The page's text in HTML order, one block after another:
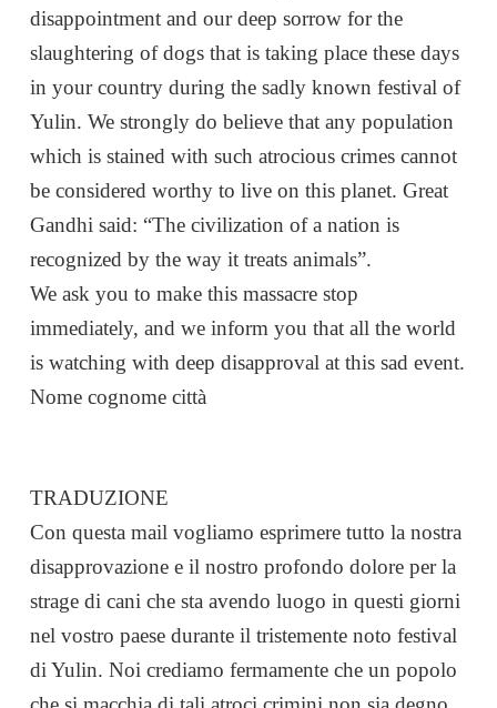
disappointment and our deep sorrow for the
slaughtering of dogs that is taking place these days
in your country during the sadly known festival of
Yulin. We strongly do believe that any population
which is stained with such atrocious crimes cannot
be considered worthy to live on this planet. Great
Gandhi said: “The civilization of a nation is
recognized by the way it treats animals”.
We ask you to make this massacre stop
immediately, and we inform you that all the world
is watching with deep disapproval at this sad event.
Nome cognome città
TRADUZIONE
Con questa mail vogliamo esprimere tutto la nostra
disapprovazione e il nostro profondo dolore per la
strage di cani che sta avendo luogo in questi giorni
nel vostro paese durante il tristemente noto festival
di Yulin. Noi crediamo fermamente che un popolo